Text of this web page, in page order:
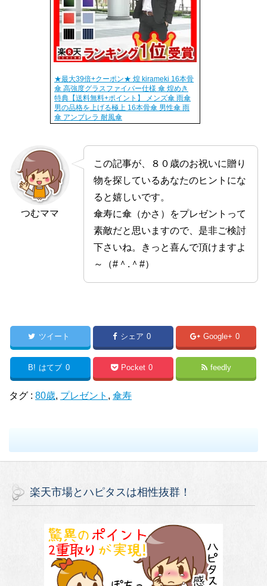
★最大39倍+クーポン★ 煌 kirameki 16本骨
傘 高強度グラスファイバー仕様 傘 煌めき
特典【送料無料+ポイント】 メンズ傘 雨傘
男の品格を上げる極上 16本骨傘 男性傘 雨
傘 アンブレラ 耐風傘
つむママ
この記事が、８０歳のお祝いに贈り
物を探しているあなたのヒントにな
ると嬉しいです。
傘寿に傘（かさ）をプレゼントって
素敵だと思いますので、是非ご検討
下さいね。きっと喜んで頂けますよ
～（#＾.＾#）
ツイート シェア 0 Google+ 0
B! はてブ 0 Pocket 0 feedly
タグ : 80歳, プレゼント , 傘寿
楽天市場とハピタスは相性抜群！